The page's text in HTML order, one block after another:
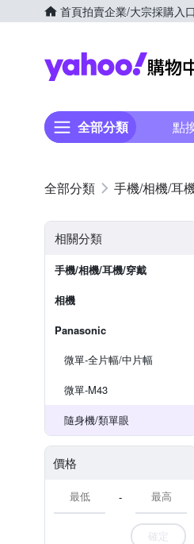
首頁拍賣企業/大宗採購入口
全部分類 點
手機/相機/耳
相關分類
手機/相機/耳機/穿戴
相機
Panasonic
微單-全片幅/中片幅
微單-M43
隨身機/類單眼
價格
-
確定